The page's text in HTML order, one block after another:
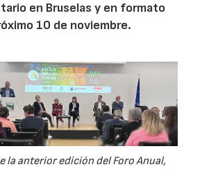
en Bruselas y en formato
10 de noviembre.
la anterior edición del Foro Anual,